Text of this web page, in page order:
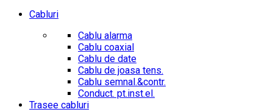
Cabluri
Cablu alarma
Cablu coaxial
Cablu de date
Cablu de joasa tens.
Cablu semnal.&contr.
Conduct. pt.inst.el.
Trasee cabluri